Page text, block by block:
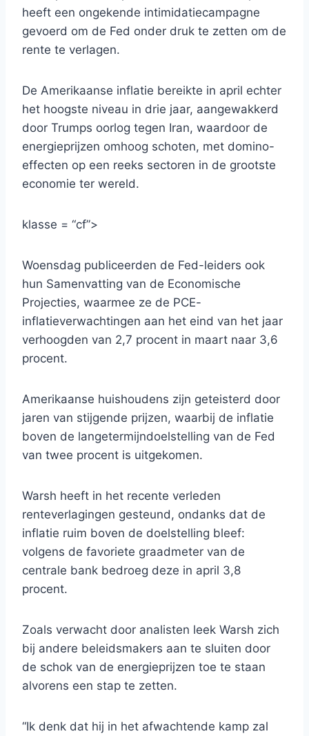
heeft een ongekende intimidatiecampagne
gevoerd om de Fed onder druk te zetten om de
rente te verlagen.
De Amerikaanse inflatie bereikte in april echter
het hoogste niveau in drie jaar, aangewakkerd
door Trumps oorlog tegen Iran, waardoor de
energieprijzen omhoog schoten, met domino-
effecten op een reeks sectoren in de grootste
economie ter wereld.
klasse = “cf”>
Woensdag publiceerden de Fed-leiders ook
hun Samenvatting van de Economische
Projecties, waarmee ze de PCE-
inflatieverwachtingen aan het eind van het jaar
verhoogden van 2,7 procent in maart naar 3,6
procent.
Amerikaanse huishoudens zijn geteisterd door
jaren van stijgende prijzen, waarbij de inflatie
boven de langetermijndoelstelling van de Fed
van twee procent is uitgekomen.
Warsh heeft in het recente verleden
renteverlagingen gesteund, ondanks dat de
inflatie ruim boven de doelstelling bleef:
volgens de favoriete graadmeter van de
centrale bank bedroeg deze in april 3,8
procent.
Zoals verwacht door analisten leek Warsh zich
bij andere beleidsmakers aan te sluiten door
de schok van de energieprijzen toe te staan ​​
alvorens een stap te zetten.
“Ik denk dat hij in het afwachtende kamp zal